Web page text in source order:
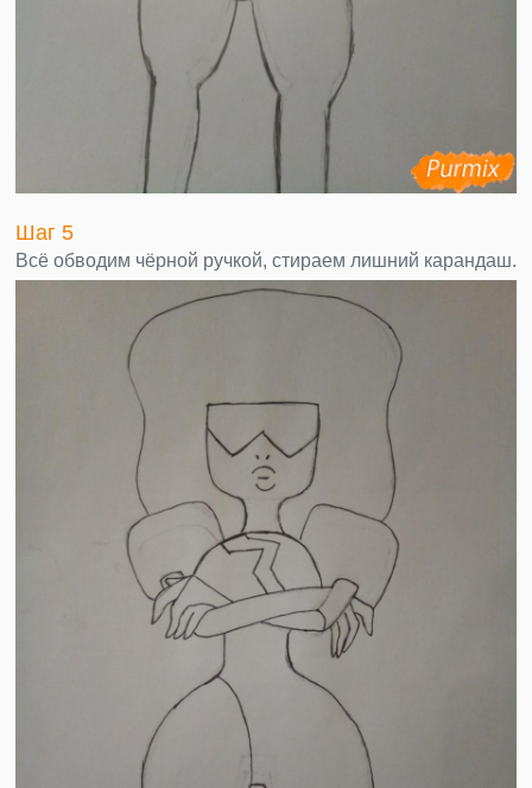
Шаг 5
Всё обводим чёрной ручкой, стираем лишний карандаш.